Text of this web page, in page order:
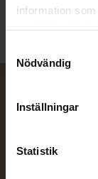
information
Nödvändig
Inställningar
Statistik